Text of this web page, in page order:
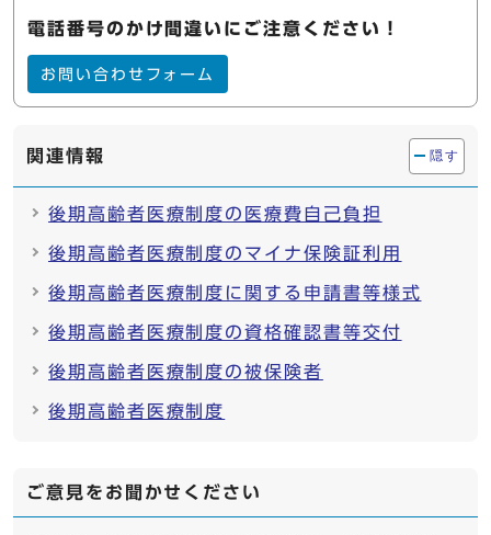
電話番号のかけ間違いにご注意ください！
お問い合わせフォーム
関連情報 隠す
後期高齢者医療制度の医療費自己負担
後期高齢者医療制度のマイナ保険証利用
後期高齢者医療制度に関する申請書等様式
後期高齢者医療制度の資格確認書等交付
後期高齢者医療制度の被保険者
後期高齢者医療制度
ご意見をお聞かせください